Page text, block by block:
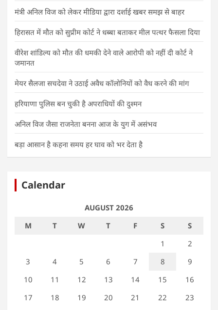
मंत्री अनिल विज को लेकर मीडिया द्वारा दर्शाई खबर समझ से बाहर
हिरासत में मौत को सुप्रीम कोर्ट ने धब्बा बताकर मील पत्थर फैसला दिया
वीरेश शांडिल्य को मौत की धमकी देने वाले आरोपी को नहीं दी कोर्ट ने
जमानत
मेयर सैलजा सचदेवा ने उठाई अवैध कॉलोनियों को वैध करने की मांग
हरियाणा पुलिस बन चुकी है अपराधियों की दुश्मन
अनिल विज जैसा राजनेता बनना आज के युग में असंभव
बड़ा आसान है कहना समय हर घाव को भर देता है
Calendar
AUGUST 2026
M
T W T F S
S
1
2
3
4 5 6 7 8
9
10
11 12 13 14 15
16
17
18 19 20 21 22 23